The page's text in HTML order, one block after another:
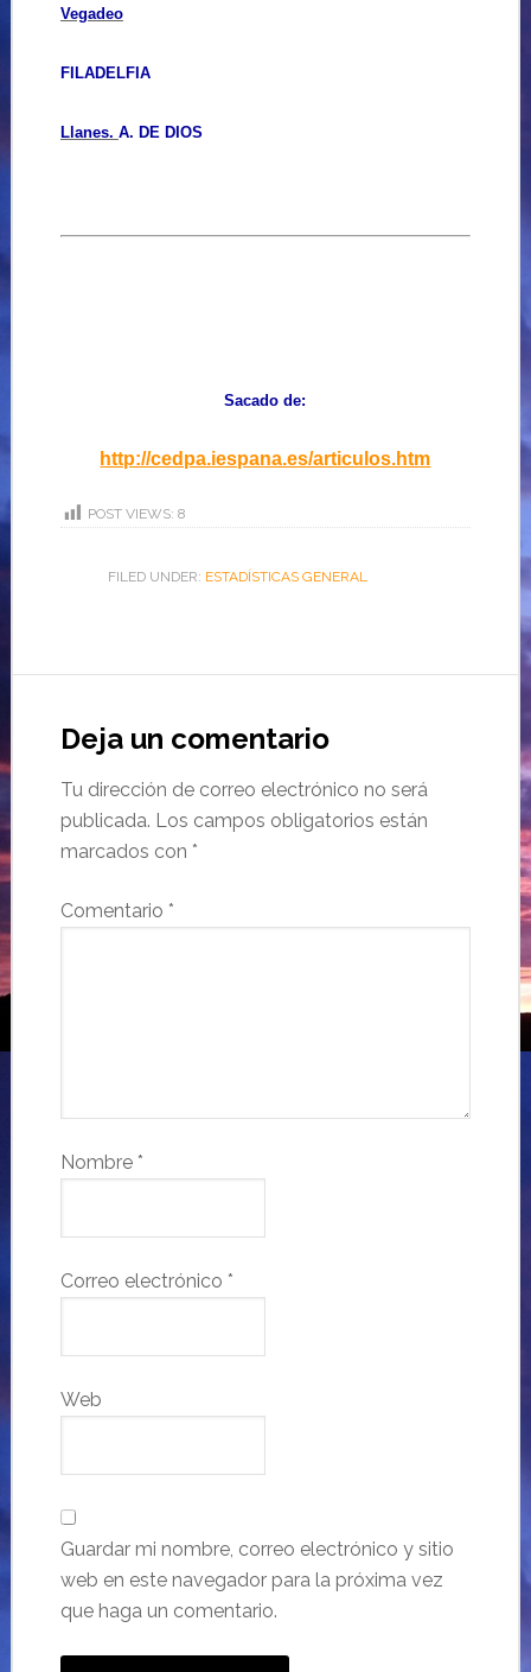
Vegadeo
FILADELFIA
Llanes. A. DE DIOS
Sacado de:
http://cedpa.iespana.es/articulos.htm
POST VIEWS: 8
FILED UNDER: ESTADÍSTICAS GENERAL
Deja un comentario
Tu dirección de correo electrónico no será
publicada. Los campos obligatorios están
marcados con *
Comentario *
Nombre *
Correo electrónico *
Web
Guardar mi nombre, correo electrónico y sitio
web en este navegador para la próxima vez
que haga un comentario.